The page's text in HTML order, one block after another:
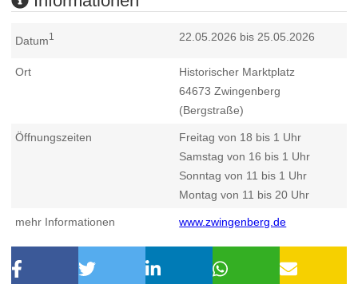
Datum1 22.05.2026 bis 25.05.2026
Ort
Historischer Marktplatz
64673 Zwingenberg
(Bergstraße)
Öffnungszeiten
Freitag von 18 bis 1 Uhr
Samstag von 16 bis 1 Uhr
Sonntag von 11 bis 1 Uhr
Montag von 11 bis 20 Uhr
mehr Informationen www.zwingenberg.de